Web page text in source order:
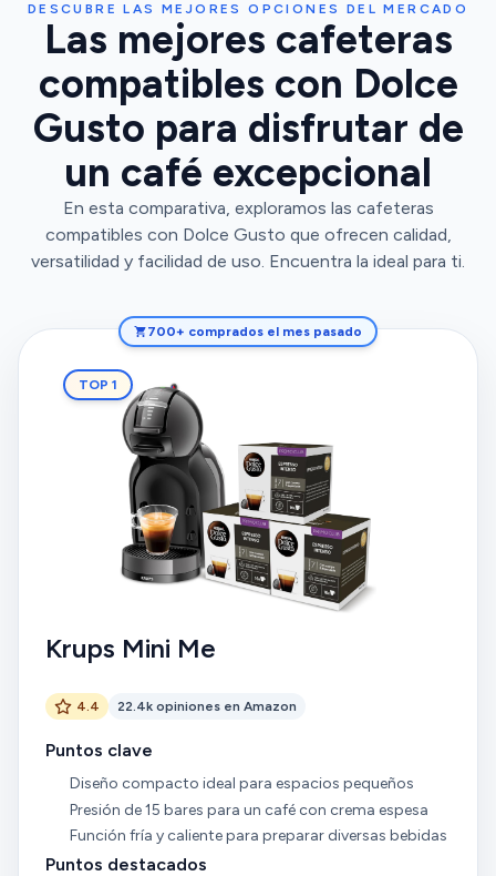
DESCUBRE LAS MEJORES OPCIONES DEL MERCADO
Las mejores cafeteras
compatibles con Dolce
Gusto para disfrutar de
un café excepcional
En esta comparativa, exploramos las cafeteras
compatibles con Dolce Gusto que ofrecen calidad,
versatilidad y facilidad de uso. Encuentra la ideal para ti.
700+ comprados el mes pasado
TOP 1
Krups Mini Me
4.4 22.4k opiniones en Amazon
Puntos clave
Diseño compacto ideal para espacios pequeños
Presión de 15 bares para un café con crema espesa
Función fría y caliente para preparar diversas bebidas
Puntos destacados